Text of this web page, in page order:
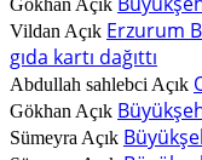
Gökhan Açık
Vildan Açık Erzurum
gıda kartı dağıttı
Abdullah sahlebci Açık
Gökhan Açık
Sümeyra Açık